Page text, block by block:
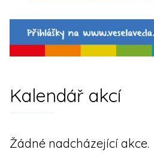
Kalendář akcí
Žádné nadcházející akce.